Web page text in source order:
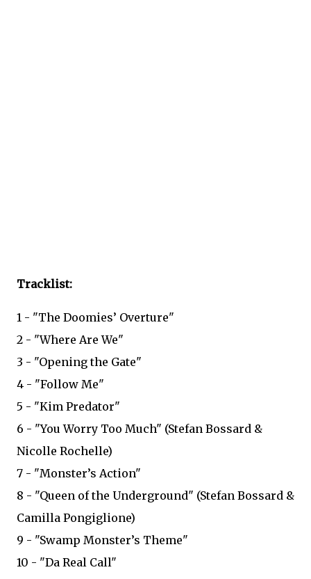
Tracklist:
1 - "The Doomies’ Overture"
2 - "Where Are We"
3 - "Opening the Gate"
4 - "Follow Me"
5 - "Kim Predator"
6 - "You Worry Too Much" (Stefan Bossard &
Nicolle Rochelle)
7 - "Monster’s Action"
8 - "Queen of the Underground" (Stefan Bossard &
Camilla Pongiglione)
9 - "Swamp Monster’s Theme"
10 - "Da Real Call"